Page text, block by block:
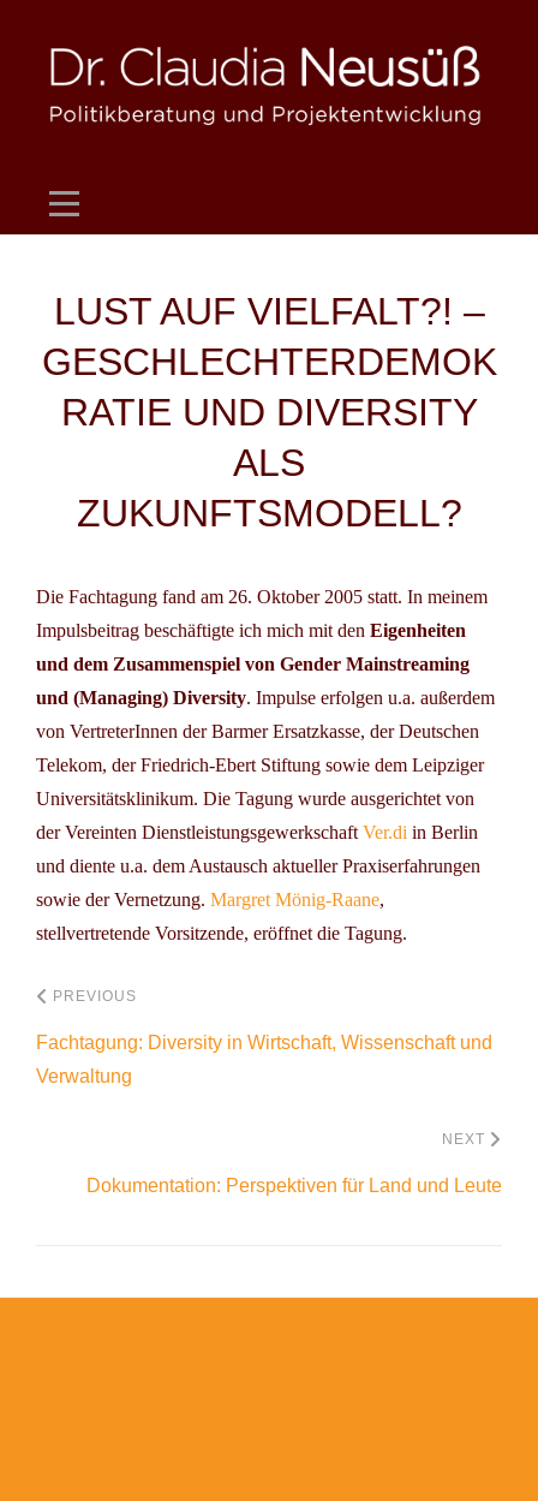
content
LUST AUF VIELFALT?! –
GESCHLECHTERDEMOK
RATIE UND DIVERSITY
ALS
ZUKUNFTSMODELL?
Die Fachtagung fand am 26. Oktober 2005 statt. In meinem
Impulsbeitrag beschäftigte ich mich mit den Eigenheiten
und dem Zusammenspiel von Gender Mainstreaming
und (Managing) Diversity. Impulse erfolgen u.a. außerdem
von VertreterInnen der Barmer Ersatzkasse, der Deutschen
Telekom, der Friedrich-Ebert Stiftung sowie dem Leipziger
Universitätsklinikum. Die Tagung wurde ausgerichtet von
der Vereinten Dienstleistungsgewerkschaft Ver.di in Berlin
und diente u.a. dem Austausch aktueller Praxiserfahrungen
sowie der Vernetzung. Margret Mönig-Raane,
stellvertretende Vorsitzende, eröffnet die Tagung.
Beitragsnavigation
PREVIOUS
Fachtagung: Diversity in Wirtschaft, Wissenschaft und
Verwaltung
NEXT
Dokumentation: Perspektiven für Land und Leute